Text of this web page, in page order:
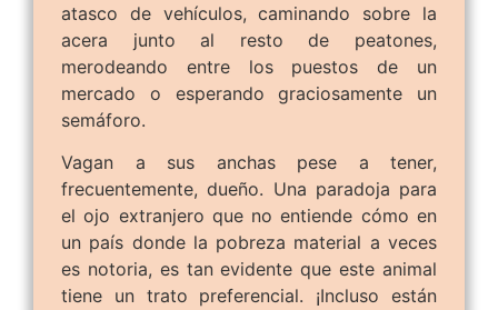
atasco de vehículos, caminando sobre la
acera junto al resto de peatones,
merodeando entre los puestos de un
mercado o esperando graciosamente un
semáforo.
Vagan a sus anchas pese a tener,
frecuentemente, dueño. Una paradoja para
el ojo extranjero que no entiende cómo en
un país donde la pobreza material a veces
es notoria, es tan evidente que este animal
tiene un trato preferencial. ¡Incluso están